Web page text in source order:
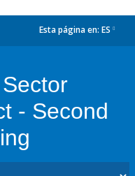
Esta página en: ES
- Second